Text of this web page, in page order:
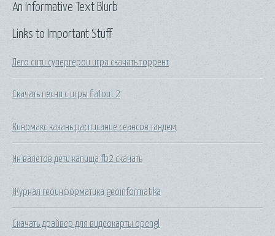
Links to Important Stuff
Лего сити супергерои игра скачать торрент
Скачать песни с игры flatout 2
Киномакс казань расписание сеансов тандем
Ян валетов дети капища fb2 скачать
Журнал геоинформатика geoinformatika
Скачать драйвер для видеокарты opengl
An Informative Text Blurb